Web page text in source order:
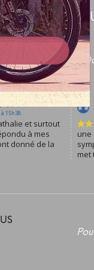
BESOIN